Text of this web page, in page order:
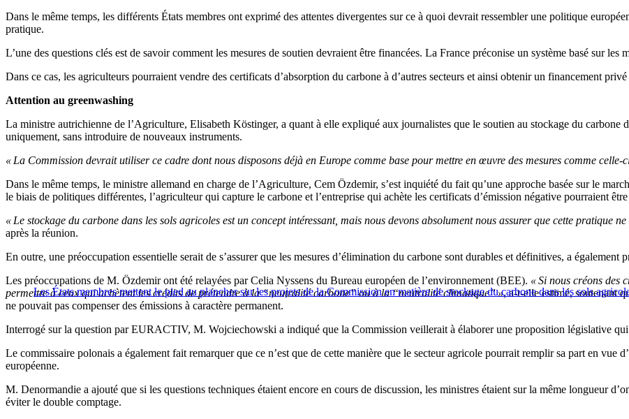
Dans le même temps, les différents États membres ont exprimé des attentes divergentes sur ce à quoi devrait ressembler une politique
pratique.
L’une des questions clés est de savoir comment les mesures de soutien devraient être financées. La France préconise un système basé sur les
Dans ce cas, les agriculteurs pourraient vendre des certificats d’absorption du carbone à d’autres secteurs et ainsi obtenir un financement
Attention au greenwashing
La ministre autrichienne de l’Agriculture, Elisabeth Köstinger, a quant à elle expliqué aux journalistes que le soutien au stockage du carbone
uniquement, sans introduire de nouveaux instruments.
« La Commission devrait utiliser ce cadre dont nous disposons déjà en Europe comme base pour mettre en œuvre des mesures comme celle-
Dans le même temps, le ministre allemand en charge de l’Agriculture, Cem Özdemir, s’est inquiété du fait qu’une approche basée sur le
le biais de politiques différentes, l’agriculteur qui capture le carbone et l’entreprise qui achète les certificats d’émission négative pourraient
« Le stockage du carbone dans les sols agricoles est un concept intéressant, mais nous devons absolument nous assurer que cette pratique
après la réunion.
En outre, une préoccupation essentielle serait de s’assurer que les mesures d’élimination du carbone sont durables et définitives, a également
Les États membres mettent le pied au plancher sur les projets de la Commission en matière de stockage du carbone dans les sols
Les préoccupations de M. Özdemir ont été relayées par Celia Nyssens du Bureau européen de l’environnement (BEE). « Si nous créons des
permettre à ceux qui achètent les crédits de prétendre à la “neutralité carbone” ou à la “neutralité climatique” », a-t-elle estimé, soutenant
ne pouvait pas compenser des émissions à caractère permanent.
Interrogé sur la question par EURACTIV, M. Wojciechowski a indiqué que la Commission veillerait à élaborer une proposition législative
Le commissaire polonais a également fait remarquer que ce n’est que de cette manière que le secteur agricole pourrait remplir sa part en vue
européenne.
M. Denormandie a ajouté que si les questions techniques étaient encore en cours de discussion, les ministres étaient sur la même longueur
éviter le double comptage.